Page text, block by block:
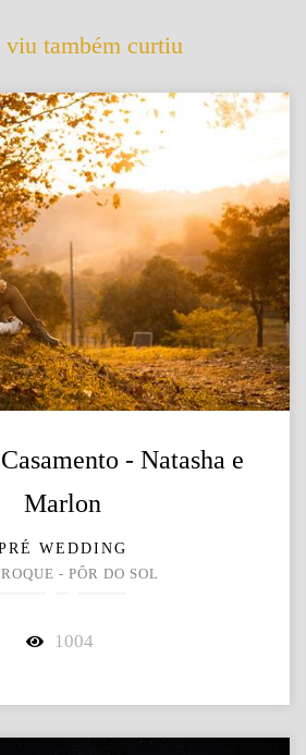
viu também curtiu
- Natasha e
Marlon
WEDDING
- PÔR DO SOL
1004